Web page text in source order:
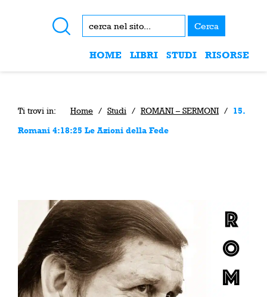
Cerca
HOME LIBRI STUDI RISORSE
Ti trovi in: Home / Studi / ROMANI – SERMONI / 15.
Romani 4:18:25 Le Azioni della Fede